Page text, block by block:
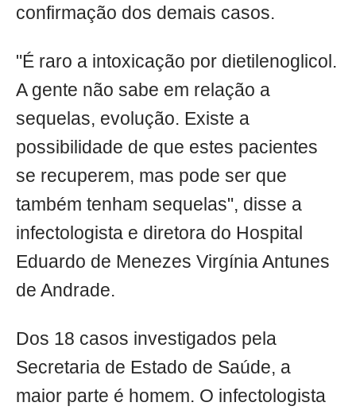
confirmação dos demais casos.
"É raro a intoxicação por dietilenoglicol.
A gente não sabe em relação a
sequelas, evolução. Existe a
possibilidade de que estes pacientes
se recuperem, mas pode ser que
também tenham sequelas", disse a
infectologista e diretora do Hospital
Eduardo de Menezes Virgínia Antunes
de Andrade.
Dos 18 casos investigados pela
Secretaria de Estado de Saúde, a
maior parte é homem. O infectologista